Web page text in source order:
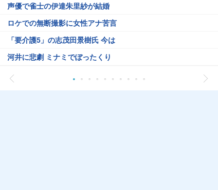
声優で雀士の伊達朱里紗が結婚
ロケでの無断撮影に女性アナ苦言
「要介護5」の志茂田景樹氏 今は
河井に悲劇 ミナミでぼったくり